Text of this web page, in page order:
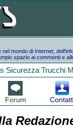
mondo di Internet,
spazio ai commenti e
Sicurezza Trucchi
Forum